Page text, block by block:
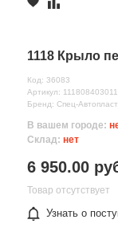
1118 Крыло
Код: 36083
Артикул:
Бренд: Спец-Автопласт
В вашем городе:
Склад: нет
6 950.00
Товар отсутствует
Узнать о